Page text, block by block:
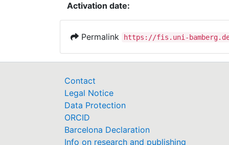
Activation date:
Permalink https://fis.uni-
Contact
Legal Notice
Data Protection
ORCID
Barcelona Declaration
Info on research and publishing